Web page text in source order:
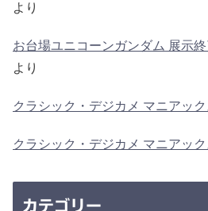
より
お台場ユニコーンガンダム 展示
より
クラシック・デジカメ マニアック
クラシック・デジカメ マニアック
カテゴリー